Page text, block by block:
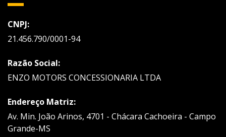
CNPJ:
21.456.790/0001-94
Razão Social:
ENZO MOTORS CONCESSIONARIA LTDA
Endereço Matriz:
Av. Min. João Arinos, 4701 - Chácara Cachoeira - Campo
Grande-MS